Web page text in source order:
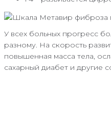
У всех больных прогресс
разному. На скорость
повышенная масса тела,
сахарный диабет и другие